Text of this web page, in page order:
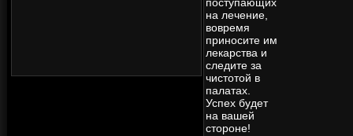
поступающих
на лечение,
вовремя
приносите им
лекарства и
следите за
чистотой в
палатах.
Успех будет
на вашей
стороне!